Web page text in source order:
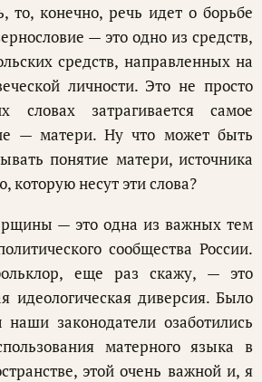
то, конечно, речь идет о борьбе
— это одно из средств,
средств, направленных на
личности. Это не просто
словах затрагивается самое
— матери. Ну что может быть
понятие матери, источника
которую несут эти слова?
— это одна из важных тем
сообщества России.
еще раз скажу, — это
идеологическая диверсия. Было
законодатели озаботились
матерного языка в
этой очень важной и, я